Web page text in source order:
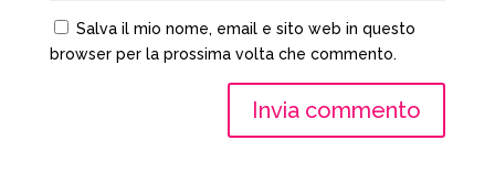
Salva il mio nome, email e sito web in questo
browser per la prossima volta che commento.